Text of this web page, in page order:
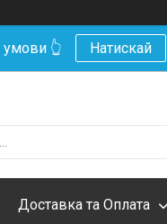
умови 👆 Натискай
Доставка та Оплата